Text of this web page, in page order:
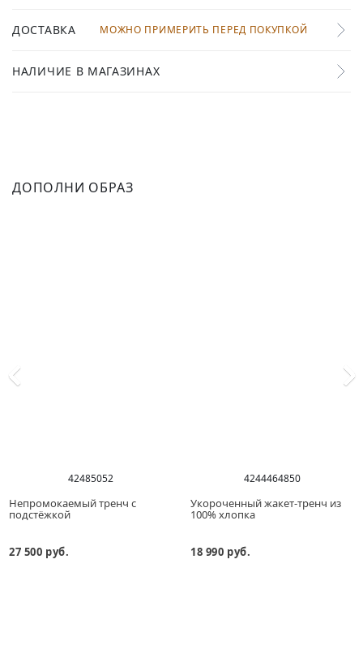
ДОСТАВКА МОЖНО ПРИМЕРИТЬ ПЕРЕД ПОКУПКОЙ
НАЛИЧИЕ В МАГАЗИНАХ
ДОПОЛНИ ОБРАЗ
42485052
Непромокаемый тренч с
подстёжкой
27 500 руб.
4244464850
Укороченный жакет-тренч из
100% хлопка
18 990 руб.